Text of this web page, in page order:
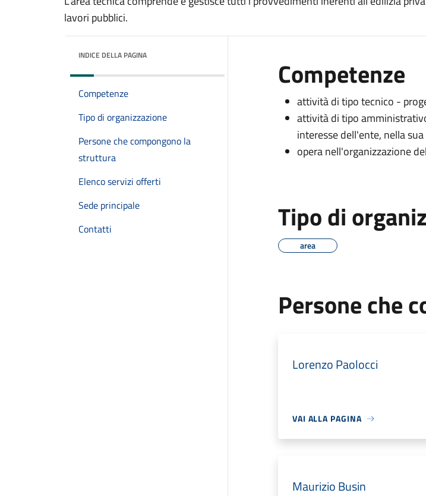
lavori pubblici.
INDICE DELLA PAGINA
Competenze
Tipo di organizzazione
Persone che compongono la
struttura
Elenco servizi offerti
Sede principale
Contatti
Competenze
attività di tipo tecnico -
attività di tipo
interesse dell'ente, nella
opera nell'organizzazione
Tipo di
area
Persone che
Lorenzo Paolocci
VAI ALLA PAGINA
Maurizio Busin